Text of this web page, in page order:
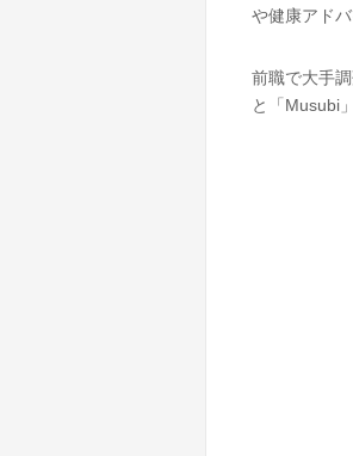
や健康アド
前職で大手
と「Musubi